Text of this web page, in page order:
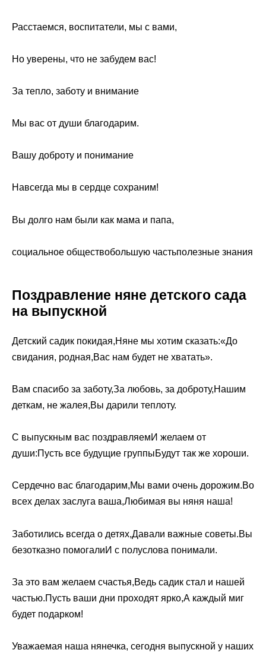
Расстаемся, воспитатели, мы с вами,
Но уверены, что не забудем вас!
За тепло, заботу и внимание
Мы вас от души благодарим.
Вашу доброту и понимание
Навсегда мы в сердце сохраним!
Вы долго нам были как мама и папа,
социальное обществобольшую частьполезные знания
Поздравление няне детского сада
на выпускной
Детский садик покидая,Няне мы хотим сказать:«До
свидания, родная,Вас нам будет не хватать».
Вам спасибо за заботу,За любовь, за доброту,Нашим
деткам, не жалея,Вы дарили теплоту.
С выпускным вас поздравляемИ желаем от
души:Пусть все будущие группыБудут так же хороши.
Сердечно вас благодарим,Мы вами очень дорожим.Во
всех делах заслуга ваша,Любимая вы няня наша!
Заботились всегда о детях,Давали важные советы.Вы
безотказно помогалиИ с полуслова понимали.
За это вам желаем счастья,Ведь садик стал и нашей
частью.Пусть ваши дни проходят ярко,А каждый миг
будет подарком!
Уважаемая наша нянечка, сегодня выпускной у наших